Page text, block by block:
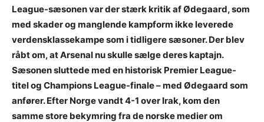
League-sæsonen var der stærk kritik af Ødegaard, som
med skader og manglende kampform ikke leverede
verdensklassekampe som i tidligere sæsoner. Der blev
råbt om, at Arsenal nu skulle sælge deres kaptajn.
Sæsonen sluttede med en historisk Premier League-
titel og Champions League-finale – med Ødegaard som
anfører. Efter Norge vandt 4-1 over Irak, kom den
samme store bekymring fra de norske medier om